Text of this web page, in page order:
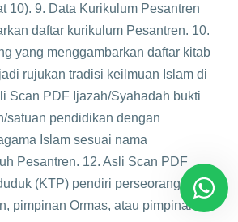
10). 9. Data Kurikulum Pesantren
daftar kurikulum Pesantren. 10.
yang menggambarkan daftar kitab
rujukan tradisi keilmuan Islam di
Scan PDF Ijazah/Syahadah bukti
satuan pendidikan dengan
Islam sesuai nama
Pesantren. 12. Asli Scan PDF
(KTP) pendiri perseorangan,
pimpinan Ormas, atau pimpinan